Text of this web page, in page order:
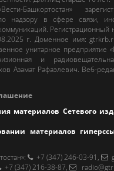
Башкортостан»
надзору в сфере связи,
г. Доменное имя:
унитарное предприятие
и
Азамат Рафаэлевич. Веб-
материалов Сетевого
материалов
: +7 (347) 246-03-91 ,
+7 (347) 216-38-87,